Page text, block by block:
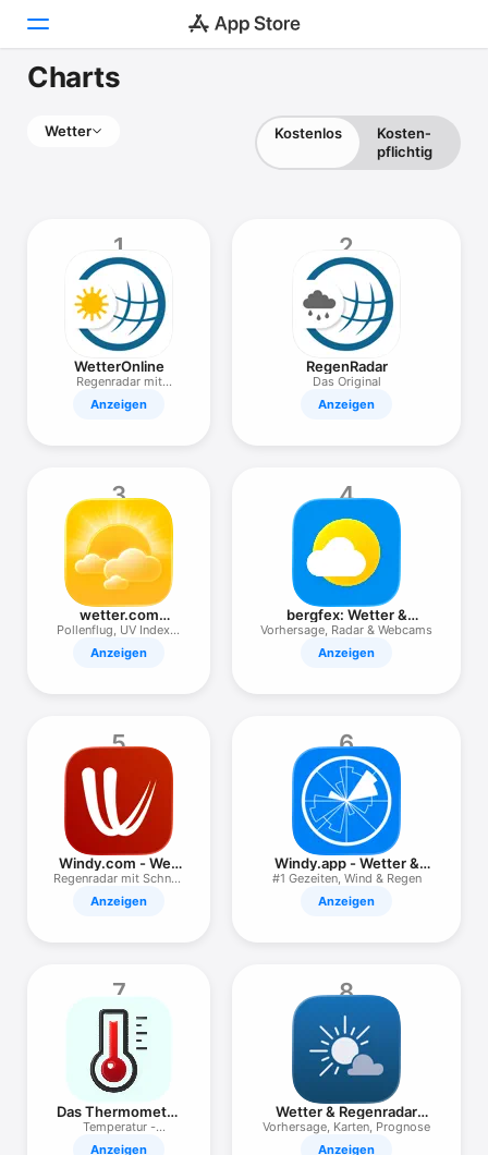
Arcade
Suchen
Plattform
iPhone
Charts
Wetter Kostenlos
Kosten­
pflichtig
1
WetterOnline
Regenradar mit
Gewittern
Anzeigen
2
RegenRadar
Das Original
Anzeigen
3
wetter.com
Regenradar &
Wetter
Pollenflug, UV Index &
Regen
Anzeigen
4
bergfex: Wetter &
Regenradar
Vorhersage, Radar & Webcams
Anzeigen
5
Windy.com - Welt
Wettertracker
Regenradar mit Schnee
& Ski
Anzeigen
6
Windy.app - Wetter &
Radar
#1 Gezeiten, Wind & Regen
Anzeigen
7
Das Thermometer
- Digitales
Temperatur -
Luftfeuchtigkeit
Anzeigen
8
Wetter & Regenradar
meteoblue
Vorhersage, Karten, Prognose
Anzeigen